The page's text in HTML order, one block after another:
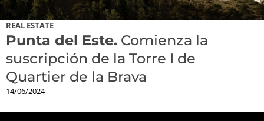
REAL ESTATE
Punta del Este. Comienza la
suscripción de la Torre I de
Quartier de la Brava
14/06/2024